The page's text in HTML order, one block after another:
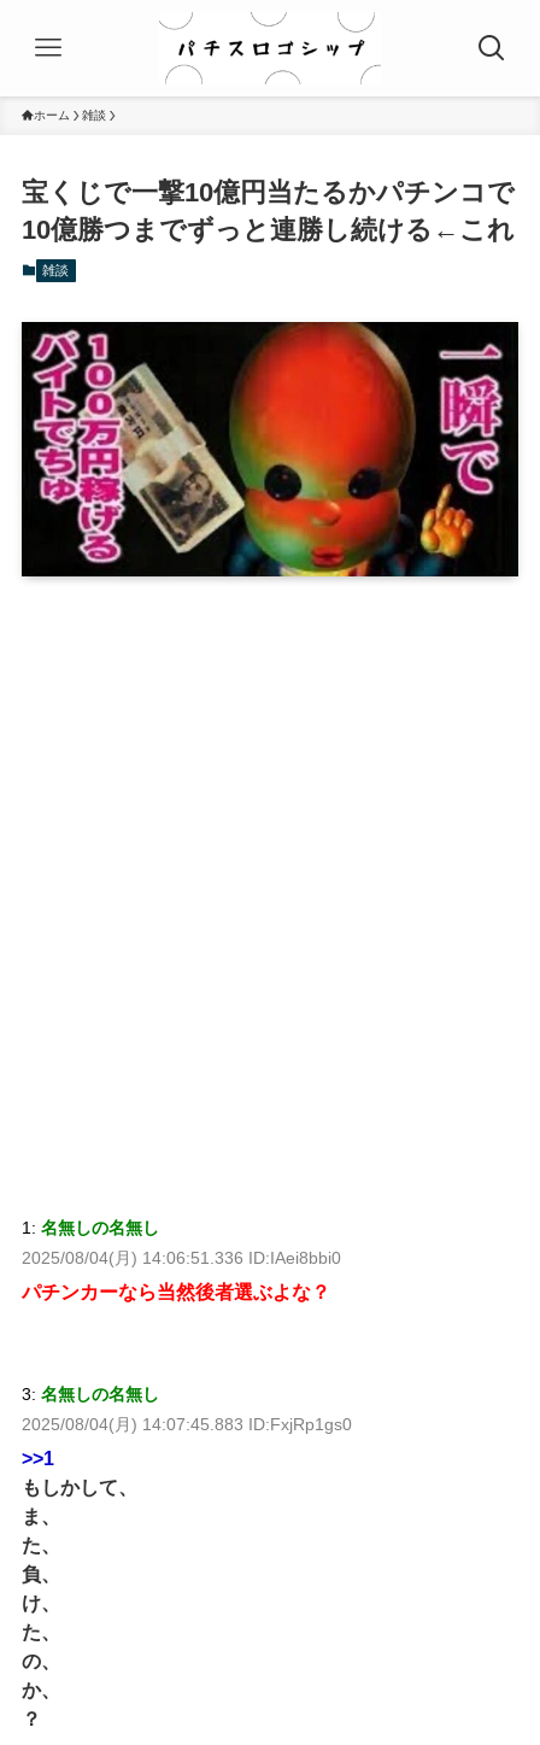
ホーム 雑談
宝くじで一撃10億円当たるかパチンコで
10億勝つまでずっと連勝し続ける←これ
雑談
1: 名無しの名無し
2025/08/04(月) 14:06:51.336 ID:IAei8bbi0
パチンカーなら当然後者選ぶよな？
3: 名無しの名無し
2025/08/04(月) 14:07:45.883 ID:FxjRp1gs0
>>1
もしかして、
ま、
た、
負、
け、
た、
の、
か、
？